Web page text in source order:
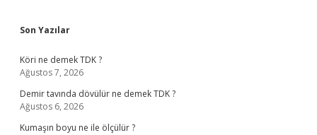
Sidebar
Son Yazılar
Köri ne demek TDK ?
Ağustos 7, 2026
Demir tavında dövülür ne demek TDK ?
Ağustos 6, 2026
Kumaşın boyu ne ile ölçülür ?